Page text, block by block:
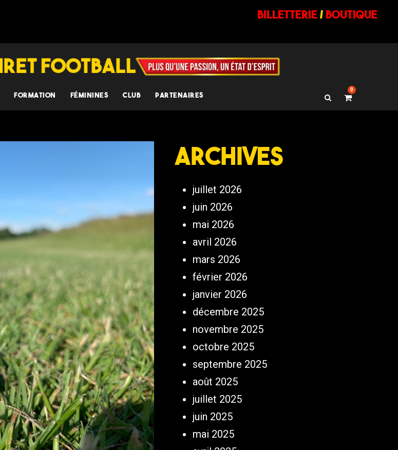
billetterie/ BOUTIQUE
FORMATION FÉMININES CLUB PARTENAIRES
0
Archives
juillet 2026
juin 2026
mai 2026
avril 2026
mars 2026
février 2026
janvier 2026
décembre 2025
novembre 2025
octobre 2025
septembre 2025
août 2025
juillet 2025
juin 2025
mai 2025